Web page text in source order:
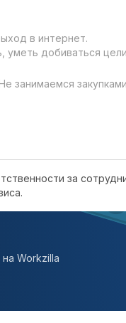
в интернет.
уметь добиваться
занимаемся
за
Workzilla